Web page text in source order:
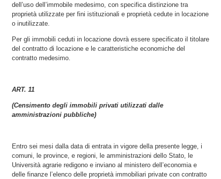
dell’uso dell’immobile medesimo, con specifica distinzione tra
proprietà utilizzate per fini istituzionali e proprietà cedute in locazione
o inutilizzate.
Per gli immobili ceduti in locazione dovrà essere specificato il titolare
del contratto di locazione e le caratteristiche economiche del
contratto medesimo.
ART. 11
(Censimento degli immobili privati utilizzati dalle
amministrazioni pubbliche)
Entro sei mesi dalla data di entrata in vigore della presente legge, i
comuni, le province, e regioni, le amministrazioni dello Stato, le
Università agrarie redigono e inviano al ministero dell’economia e
delle finanze l’elenco delle proprietà immobiliari private con contratto